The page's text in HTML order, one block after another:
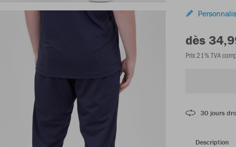
dès
Prix 21% TVA
30 jours
Description